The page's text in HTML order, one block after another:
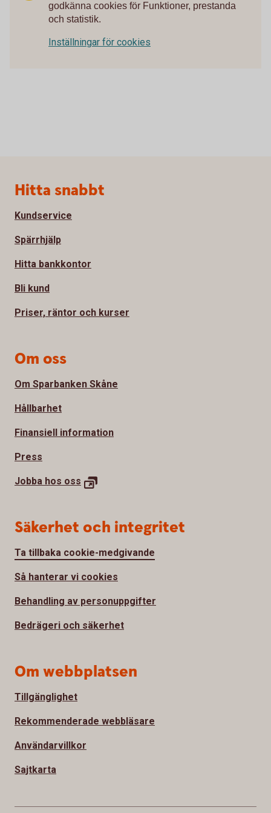
godkänna cookies för Funktioner, prestanda
och statistik.
Inställningar för cookies
Sidfot
Hitta snabbt
Kundservice
Spärrhjälp
Hitta bankkontor
Bli kund
Priser, räntor och kurser
Om oss
Om Sparbanken Skåne
Hållbarhet
Finansiell information
Press
Jobba hos oss
Säkerhet och integritet
Ta tillbaka cookie-medgivande
Så hanterar vi cookies
Behandling av personuppgifter
Bedrägeri och säkerhet
Om webbplatsen
Tillgänglighet
Rekommenderade webbläsare
Användarvillkor
Sajtkarta